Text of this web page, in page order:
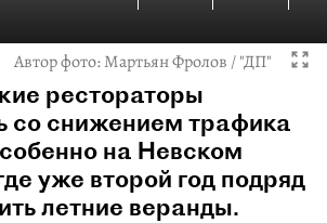
Автор фото:Мартьян Фролов / "ДП"
рестораторы
со снижением трафика
на Невском
уже второй год подряд
летние веранды.